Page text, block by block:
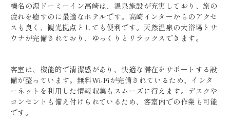
榛名の湯ドーミーイン高崎は、温泉施設が充実しており、旅の
疲れを癒すのに最適なホテルです。高崎インターからのアクセ
スも良く、観光拠点としても便利です。天然温泉の大浴場とサ
ウナが完備されており、ゆっくりとリラックスできます。
客室は、機能的で清潔感があり、快適な滞在をサポートする設
備が整っています。無料Wi-Fiが完備されているため、インタ
ーネットを利用した情報収集もスムーズに行えます。デスクや
コンセントも備え付けられているため、客室内での作業も可能
です。